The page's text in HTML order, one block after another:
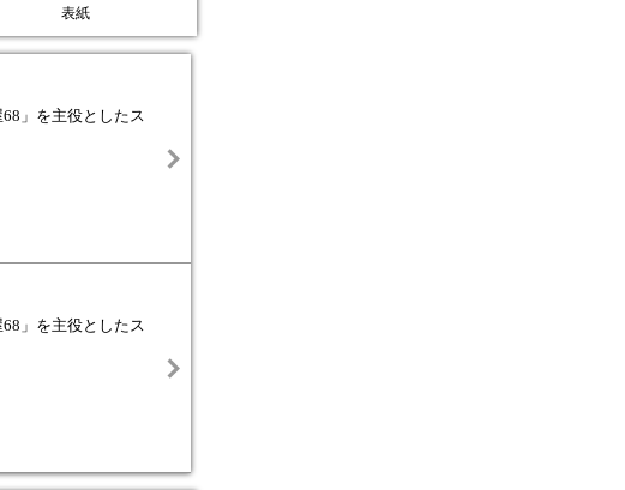
表紙
」を主役としたス
」を主役としたス